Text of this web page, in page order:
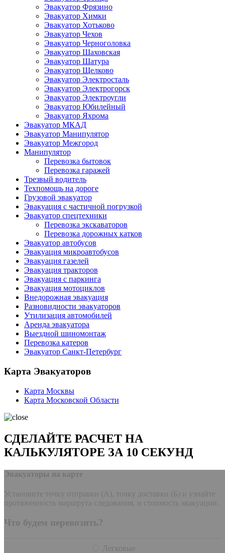
Эвакуатор Фрязино
Эвакуатор Химки
Эвакуатор Хотьково
Эвакуатор Чехов
Эвакуатор Черноголовка
Эвакуатор Шаховская
Эвакуатор Шатура
Эвакуатор Щелково
Эвакуатор Электросталь
Эвакуатор Электрогорск
Эвакуатор Электроугли
Эвакуатор Юбилейный
Эвакуатор Яхрома
Эвакуатор МКАД
Эвакуатор Манипулятор
Эвакуатор Межгород
Манипулятор
Перевозка бытовок
Перевозка гаражей
Трезвый водитель
Техпомощь на дороге
Грузовой эвакуатор
Эвакуация с частичной погрузкой
Эвакуатор спецтехники
Перевозка экскаваторов
Перевозка дорожных катков
Эвакуатор автобусов
Эвакуация микроавтобусов
Эвакуация газелей
Эвакуация тракторов
Эвакуация с паркинга
Эвакуация мотоциклов
Внедорожная эвакуация
Разновидности эвакуаторов
Утилизация автомобилей
Аренда эвакуатора
Выездной шиномонтаж
Перевозка катеров
Эвакуатор Санкт-Петербург
Карта Эвакуаторов
Карта Москвы
Карта Московской Области
СДЕЛАЙТЕ РАСЧЕТ НА
КАЛЬКУЛЯТОРЕ ЗА 10 СЕКУНД
Эвакуаторы на карте
Установите точку отправки (А), точку доставки (Б) и узнайте
протяженность маршрута следования, и стоимость эвакуации.
Что будем перевозить?
Легковые